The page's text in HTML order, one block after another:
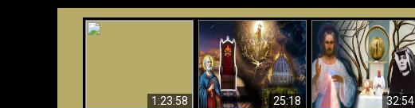
1:23:58 25:18
La Bibbia ha previsto
70 anni senza Papa?
32:54
Faustina e la Divina
Misericordia – un
inganno